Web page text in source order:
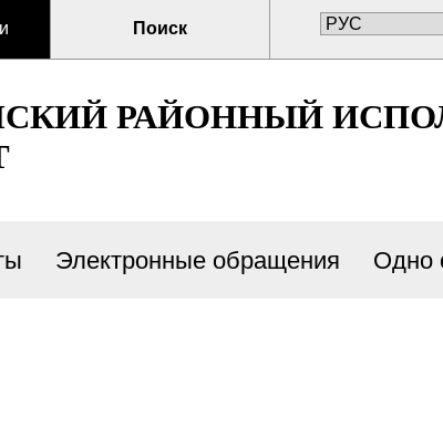
Поиск
РАЙОННЫЙ
Электронные обращения Одно